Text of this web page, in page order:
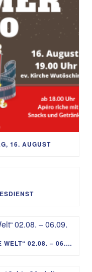
16. AUGUST
PREDIGTREIHE „MIT GOTT UM DIE WELT“ 02.08. – 06.09.